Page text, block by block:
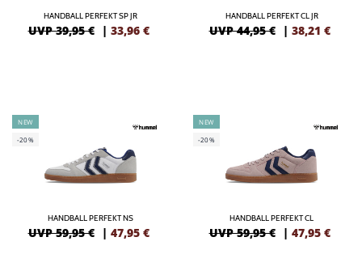
HANDBALL PERFEKT SP JR
UVP 39,95 € | 33,96 €
HANDBALL PERFEKT CL JR
UVP 44,95 € | 38,21 €
NEW
-20%
HANDBALL PERFEKT NS
UVP 59,95 € | 47,95 €
NEW
-20%
HANDBALL PERFEKT CL
UVP 59,95 € | 47,95 €